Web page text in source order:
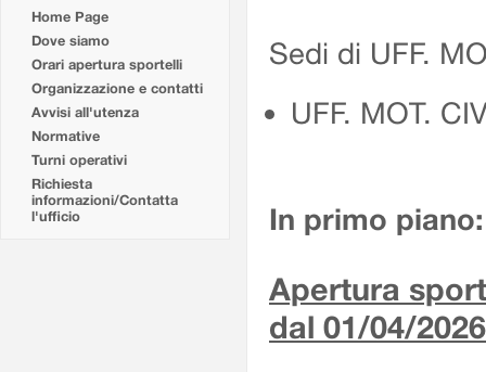
Home Page
Dove siamo
Orari apertura sportelli
Organizzazione e contatti
Avvisi all'utenza
Normative
Turni operativi
Richiesta
informazioni/Contatta
l'ufficio
Sedi di UFF.
UFF. MOT.
In primo piano:
Apertura
dal 01/04/2026